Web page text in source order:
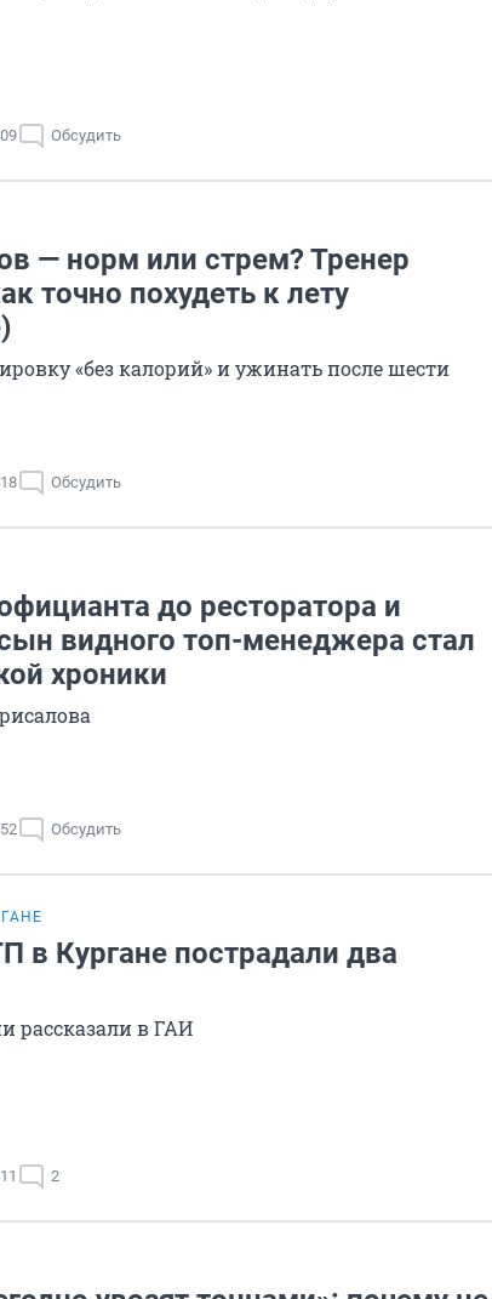
Обсудить
— норм или стрем? Тренер
точно похудеть к лету
«без калорий» и ужинать после шести
Обсудить
до ресторатора и
видного топ-менеджера стал
хроники
Обсудить
в Кургане пострадали два
рассказали в ГАИ
2